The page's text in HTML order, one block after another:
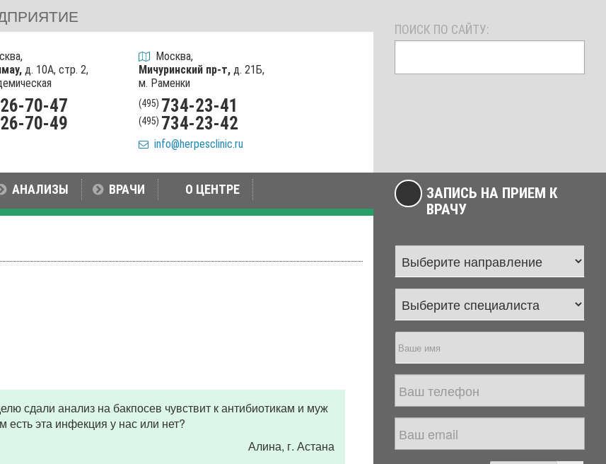
д. 10А, стр. 2,
70-47
70-49
Москва,
Мичуринский пр-т, д. 21Б,
м. Раменки
(495) 734-23-41
(495) 734-23-42
info@herpesclinic.ru
ПОИСК ПО САЙТУ:
АНАЛИЗЫ ВРАЧИ О ЦЕНТРЕ
сдали анализ на бакпосев чувствит к антибиотикам и муж
эта инфекция у нас или нет?
Алина, г. Астана
ЗАПИСЬ НА ПРИЕМ К
ВРАЧУ